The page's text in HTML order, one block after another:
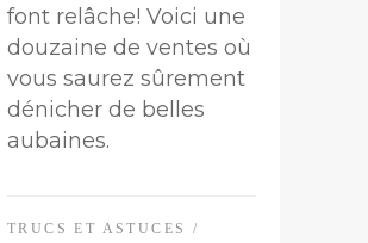
font relâche! Voici une
douzaine de ventes où
vous saurez sûrement
dénicher de belles
aubaines.
TRUCS ET ASTUCES
/